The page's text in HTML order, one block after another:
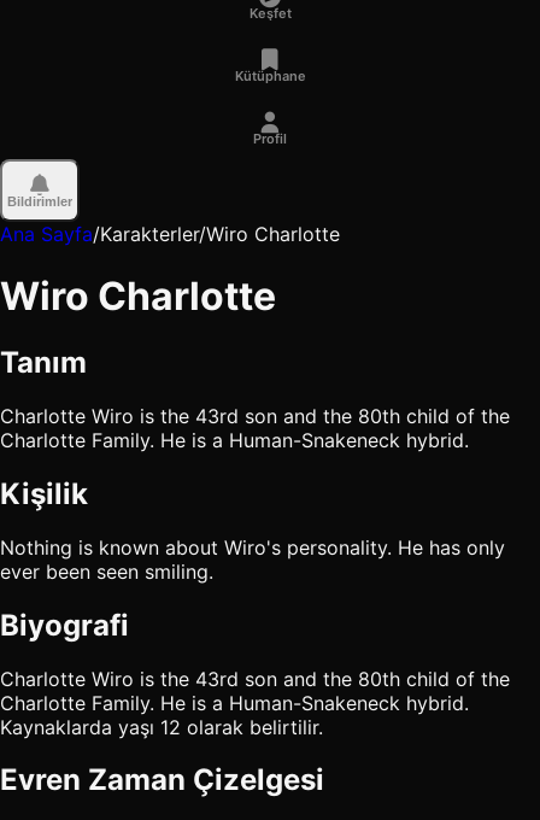
Keşfet
Kütüphane
Profil
Bildirimler
Ana Sayfa/Karakterler/Wiro Charlotte
Wiro Charlotte
Tanım
Charlotte Wiro is the 43rd son and the 80th child of the
Charlotte Family. He is a Human-Snakeneck hybrid.
Kişilik
Nothing is known about Wiro's personality. He has only
ever been seen smiling.
Biyografi
Charlotte Wiro is the 43rd son and the 80th child of the
Charlotte Family. He is a Human-Snakeneck hybrid.
Kaynaklarda yaşı 12 olarak belirtilir.
Evren Zaman Çizelgesi